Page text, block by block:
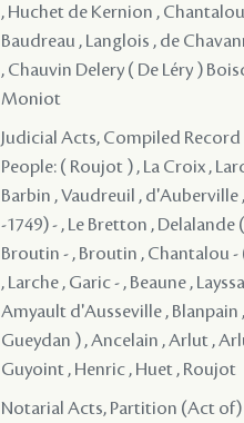
, Huchet de Kernion ,
Baudreau , Langlois , de
, Chauvin Delery ( De Léry )
Moniot
Judicial Acts, Compiled
People: ( Roujot ) , La Croix ,
Barbin , Vaudreuil ,
-1749) - , Le Bretton ,
Broutin - , Broutin , Chantalou -
, Larche , Garic - , Beaune ,
Amyault d'Ausseville , Blanpain
Gueydan ) , Ancelain , Arlut ,
Guyoint , Henric , Huet , Roujot
Notarial Acts, Partition (Act of)